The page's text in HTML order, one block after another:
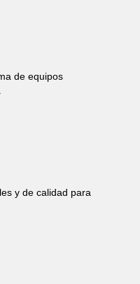
de equipos
y de calidad para